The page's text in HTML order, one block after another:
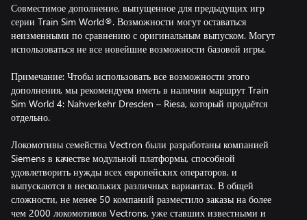
Совместимое дополнение, выпущенное для предыдущих игр
серии Train Sim World®. Возможности могут оставаться
неизменными по сравнению с оригинальным выпуском. Могут
использоваться не все новейшие возможности базовой игры.
Примечание: Чтобы использовать все возможности этого
дополнения, мы рекомендуем иметь в наличии маршрут Train
Sim World 4: Nahverkehr Dresden – Riesa, который продаётся
отдельно.
Локомотивы семейства Vectron были разработаны компанией
Siemens в качестве модульной платформы, способной
удовлетворить нужды всех европейских операторов, и
выпускаются в нескольких различных вариантах. В общей
сложности, не менее 50 компаний разместило заказы на более
чем 2000 локомотивов Vectrons, уже ставших известными и